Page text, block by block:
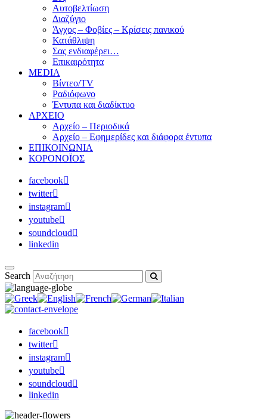
Αυτοβελτίωση
Διαζύγιο
Άγχος – Φοβίες – Κρίσεις πανικού
Κατάθλιψη
Σας ενδιαφέρει…
Επικαιρότητα
MEDIA
Βίντεο/TV
Ραδιόφωνο
Έντυπα και διαδίκτυο
ΑΡΧΕΙΟ
Αρχείο – Περιοδικά
Αρχείο – Εφημερίδες και διάφορα έντυπα
ΕΠΙΚΟΙΝΩΝΙΑ
ΚΟΡΟΝΟΪΟΣ
facebook
twitter
instagram
youtube
soundcloud
linkedin
Search
facebook
twitter
instagram
youtube
soundcloud
linkedin